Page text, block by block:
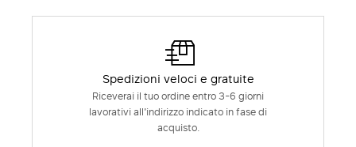
Spedizioni veloci e gratuite
Riceverai il tuo ordine entro 3-6 giorni
lavorativi all'indirizzo indicato in fase di
acquisto.